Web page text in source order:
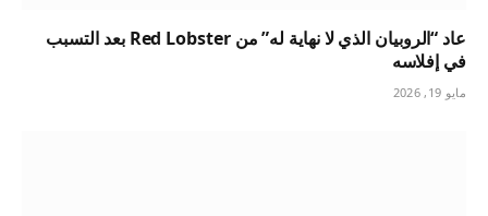
عاد “الروبيان الذي لا نهاية له” من Red Lobster بعد التسبب
في إفلاسه
مايو 19, 2026